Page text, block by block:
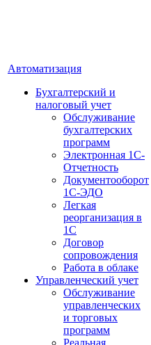
Автоматизация
Бухгалтерский и
налоговый учет
Обслуживание
бухгалтерских
программ
Электронная 1С-
Отчетность
Документооборот
1С-ЭДО
Легкая
реорганизация в
1С
Договор
сопровождения
Работа в облаке
Управленческий учет
Обслуживание
управленческих
и торговых
программ
Реальная